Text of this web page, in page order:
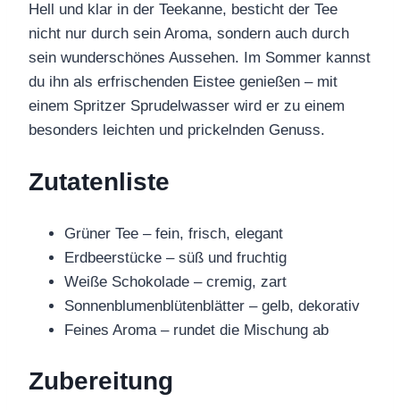
Hell und klar in der Teekanne, besticht der Tee
nicht nur durch sein Aroma, sondern auch durch
sein wunderschönes Aussehen. Im Sommer kannst
du ihn als erfrischenden Eistee genießen – mit
einem Spritzer Sprudelwasser wird er zu einem
besonders leichten und prickelnden Genuss.
Zutatenliste
Grüner Tee – fein, frisch, elegant
Erdbeerstücke – süß und fruchtig
Weiße Schokolade – cremig, zart
Sonnenblumenblütenblätter – gelb, dekorativ
Feines Aroma – rundet die Mischung ab
Zubereitung